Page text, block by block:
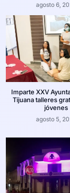
agosto 6,
Imparte XXV
Tijuana talleres
jóvenes
agosto 5,